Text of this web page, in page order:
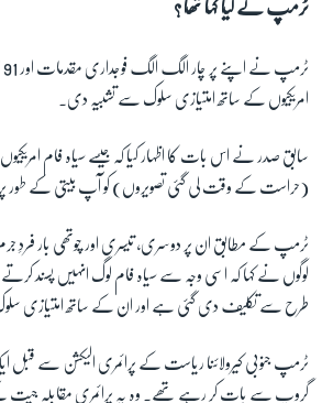
زبان
ٹرمپ نے کیا کہا تھا؟
امریکیوں کے ساتھ امتیازی سلوک سے تشبیہ دی۔
سابق صدر نے اس بات کا اظہار کیا کہ جیسے سیاہ فام
(حراست کے وقت لی گئی تصویروں) کو آپ بیتی کے طور پر
ٹرمپ کے مطابق ان پر دوسری، تیسری اور چوتھی بار فردِ
لوگوں نے کہا کہ اسی وجہ سے سیاہ فام لوگ انہیں پسند
طرح سے تکلیف دی گئی ہے اور ان کے ساتھ امتیازی سلوک
ٹرمپ جنوبی کیرولائنا ریاست کے پرائمری الیکشن سے قبل
گروپ سے بات کر رہے تھے۔ وہ یہ پرائمری مقابلہ جیت